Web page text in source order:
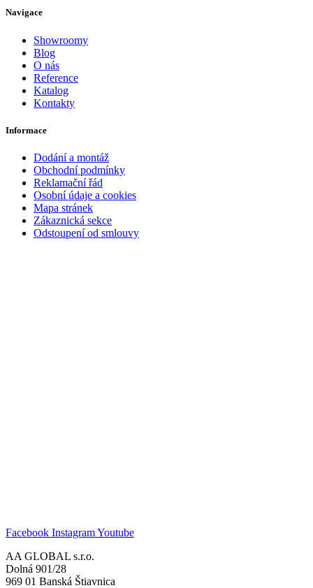
Navigace
Showroomy
Blog
O nás
Reference
Katalog
Kontakty
Informace
Dodání a montáž
Obchodní podmínky
Reklamační řád
Osobní údaje a cookies
Mapa stránek
Zákaznická sekce
Odstoupení od smlouvy
Facebook InstagramYoutube
AA GLOBAL s.r.o.
Dolná 901/28
969 01 Banská Štiavnica